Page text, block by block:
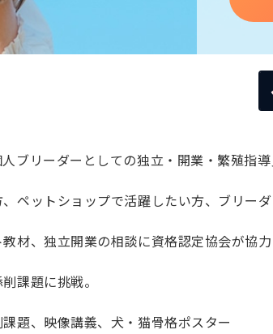
ブリーダーとしての独立・開業・繁殖指
ペットショップで活躍したい方、ブリー
材、独立開業の相談に資格認定協会が協
課題に挑戦。
題、映像講義、犬・猫骨格ポスター